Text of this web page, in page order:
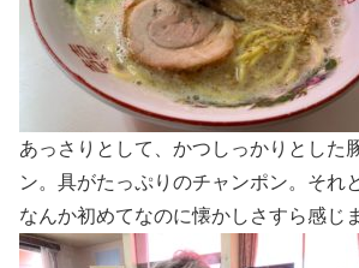
あっさりとして、かつしっかりとした
ン。具がたっぷりのチャンポン。それ
なんか初めてなのに懐かしさすら感じ